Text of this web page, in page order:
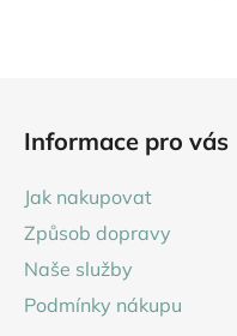
Informace pro vás
Jak nakupovat
Způsob dopravy
Naše služby
Podmínky nákupu